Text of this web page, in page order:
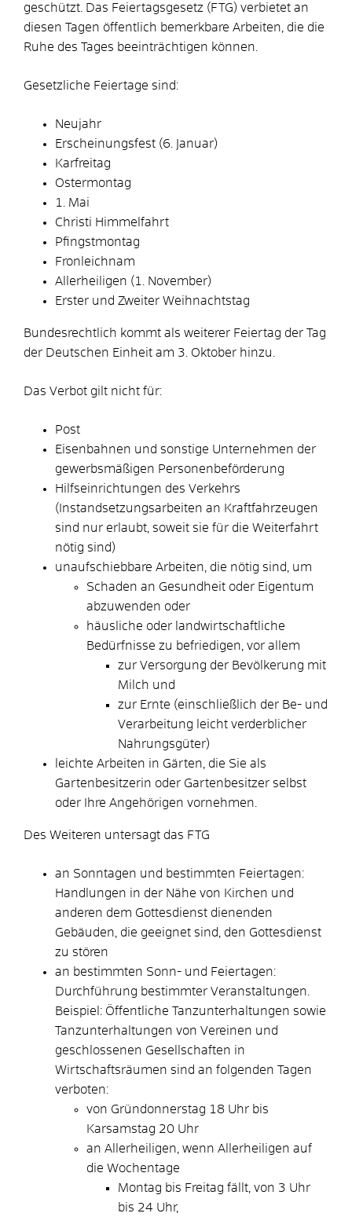
geschützt. Das Feiertagsgesetz (FTG) verbietet an
diesen Tagen öffentlich bemerkbare Arbeiten, die die
Ruhe des Tages beeinträchtigen können.
Gesetzliche Feiertage sind:
Neujahr
Erscheinungsfest (6. Januar)
Karfreitag
Ostermontag
1. Mai
Christi Himmelfahrt
Pfingstmontag
Fronleichnam
Allerheiligen (1. November)
Erster und Zweiter Weihnachtstag
Bundesrechtlich kommt als weiterer Feiertag der Tag
der Deutschen Einheit am 3. Oktober hinzu.
Das Verbot gilt nicht für:
Post
Eisenbahnen und sonstige Unternehmen der
gewerbsmäßigen Personenbeförderung
Hilfseinrichtungen des Verkehrs
(Instandsetzungsarbeiten an Kraftfahrzeugen
sind nur erlaubt, soweit sie für die Weiterfahrt
nötig sind)
unaufschiebbare Arbeiten, die nötig sind, um
Schaden an Gesundheit oder Eigentum
abzuwenden oder
häusliche oder landwirtschaftliche
Bedürfnisse zu befriedigen, vor allem
zur Versorgung der Bevölkerung mit
Milch und
zur Ernte (einschließlich der Be- und
Verarbeitung leicht verderblicher
Nahrungsgüter)
leichte Arbeiten in Gärten, die Sie als
Gartenbesitzerin oder Gartenbesitzer selbst
oder Ihre Angehörigen vornehmen.
Des Weiteren untersagt das FTG
an Sonntagen und bestimmten Feiertagen:
Handlungen in der Nähe von Kirchen und
anderen dem Gottesdienst dienenden
Gebäuden, die geeignet sind, den Gottesdienst
zu stören
an bestimmten Sonn- und Feiertagen:
Durchführung bestimmter Veranstaltungen.
Beispiel: Öffentliche Tanzunterhaltungen sowie
Tanzunterhaltungen von Vereinen und
geschlossenen Gesellschaften in
Wirtschaftsräumen sind an folgenden Tagen
verboten:
von Gründonnerstag 18 Uhr bis
Karsamstag 20 Uhr
an Allerheiligen, wenn Allerheiligen auf
die Wochentage
Montag bis Freitag fällt, von 3 Uhr
bis 24 Uhr,